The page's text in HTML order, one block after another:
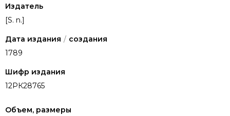
Издатель
[S. n.]
Дата издания / создания
1789
Шифр издания
12РК28765
Объем, размеры